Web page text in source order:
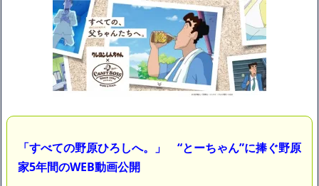
【愕然】ワイ「豚バラ220gカリッカリになるまで焼いて重さ調べ
たろww(2割3割減ったら御の字やろなあww)」→結
果・・・・・・・・・・・・・・・・・・・
【悲報】ジェネリック医薬品、4割が承認書と異なる製造だった
ことが発覚「衝撃的な数字だ」
【速報】楽天グループ、減損損失約160億円と約700億円の繰延税
金資産の取崩し
いうデマ記事をこっそり削除してしまう
Powered by livedoor 相互RSS
「すべての野原ひろしへ。」 “とーちゃん”に捧ぐ野原
家5年間のWEB動画公開